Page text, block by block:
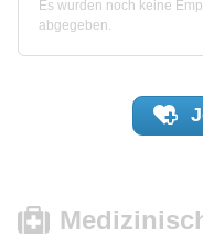
Es wurden noch keine
abgegeben.